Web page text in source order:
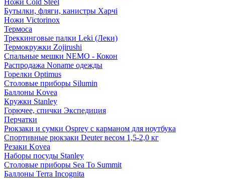
Ножи Cold Steel
Бутылки, фляги, канистры Харчі
Ножи Victorinox
Термоса
Треккинговые палки Leki (Леки)
Термокружки Zojirushi
Спальные мешки NEMO - Кокон
Распродажа Noname одежды
Горелки Optimus
Столовые приборы Silumin
Баллоны Kovea
Кружки Stanley
Горючее, спички Экспедиция
Перчатки
Рюкзаки и сумки Osprey с карманом для ноутбука
Спортивные рюкзаки Deuter весом 1,5-2,0 кг
Резаки Kovea
Наборы посуды Stanley
Столовые приборы Sea To Summit
Баллоны Terra Incognita